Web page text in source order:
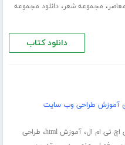
، مجموعه شعر،دانلود مجموعه
دانلود کتاب
آموزش طراحی وب سایت
تی ام ال،آموزش html ، طراحی